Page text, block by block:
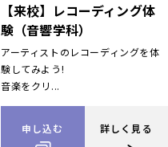
【来校】レコーディング体
験（音響学科）
アーティストのレコーディングを体
験してみよう!
音楽をクリ...
申し込む 詳しく見る